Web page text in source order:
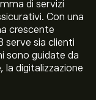
di servizi
Con una
crescente
serve sia clienti
sono guidate da
la digitalizzazione